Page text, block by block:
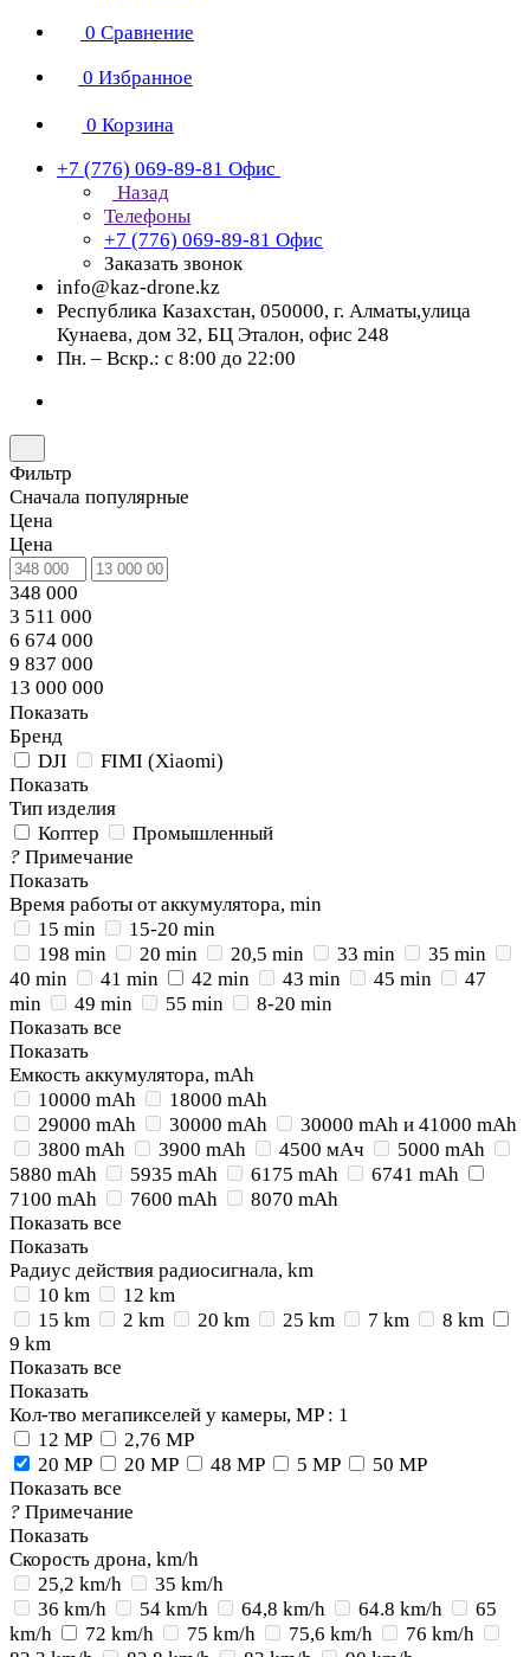
0 Сравнение
0 Избранное
0 Корзина
+7 (776) 069-89-81 Офис
Назад
Телефоны
+7 (776) 069-89-81 Офис
Заказать звонок
info@kaz-drone.kz
Республика Казахстан, 050000, г. Алматы,улица
Кунаева, дом 32, БЦ Эталон, офис 248
Пн. – Вскр.: с 8:00 до 22:00
Фильтр
Сначала популярные
Цена
Цена
348 000
3 511 000
6 674 000
9 837 000
13 000 000
Показать
Бренд
DJI
FIMI (Xiaomi)
Показать
Тип изделия
Коптер
Промышленный
? Примечание
Показать
Время работы от аккумулятора, min
15 min
15-20 min
198 min
20 min 20,5 min 33 min
35 min
40 min
41 min 42 min 43 min 45 min
47
min
49 min 55 min
8-20 min
Показать все
Показать
Емкость аккумулятора, mAh
10000 mAh
18000 mAh
29000 mAh
30000 mAh
30000 mAh и 41000 mAh
3800 mAh
3900 mAh 4500 мАч
5000 mAh
5880 mAh
5935 mAh 6175 mAh
6741 mAh
7100 mAh
7600 mAh
8070 mAh
Показать все
Показать
Радиус действия радиосигнала, km
10 km
12 km
15 km
2 km 20 km 25 km 7 km
8 km
9 km
Показать все
Показать
Кол-тво мегапикселей у камеры, MP : 1
12 MP
2,76 MP
20 MP
20 MP 48 MP 5 MP
50 MP
Показать все
? Примечание
Показать
Скорость дрона, km/h
25,2 km/h
35 km/h
36 km/h
54 km/h 64,8 km/h 64.8 km/h
65
km/h
72 km/h 75 km/h 75,6 km/h
76 km/h